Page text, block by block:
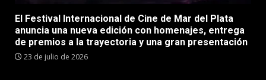
El Festival Internacional de Cine de Mar del Plata
anuncia una nueva edición con homenajes, entrega
de premios a la trayectoria y una gran presentación
23 de julio de 2026